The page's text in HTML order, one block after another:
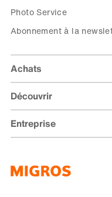
Photo Service
Abonnement à la
Achats
Livraison et frais de
Abonnement de livraison
Moyens de paiement
Cumulus
Découvrir
Migusto
iMpuls
Entreprise
Développement durable